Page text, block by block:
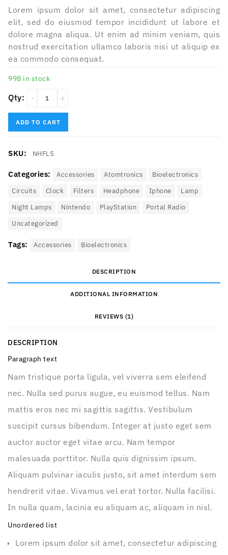
Lorem ipsum dolor sit amet, consectetur adipiscing
elit, sed do eiusmod tempor incididunt ut labore et
dolore magna aliqua. Ut enim ad minim veniam, quis
nostrud exercitation ullamco laboris nisi ut aliquip ex
ea commodo consequat.
998 in stock
Qty:
ADD TO CART
SKU: NHFL5
Categories: Accessories Atomtronics
Bioelectronics
Circuits‎
Clock Filters Headphone Iphone
Lamp
Night Lamps
Nintendo PlayStation
Portal Radio
Uncategorized
Tags: Accessories Bioelectronics
DESCRIPTION
ADDITIONAL INFORMATION
REVIEWS (1)
DESCRIPTION
Paragraph text
Nam tristique porta ligula, vel viverra sem eleifend
nec. Nulla sed purus augue, eu euismod tellus. Nam
mattis eros nec mi sagittis sagittis. Vestibulum
suscipit cursus bibendum. Integer at justo eget sem
auctor auctor eget vitae arcu. Nam tempor
malesuada porttitor. Nulla quis dignissim ipsum.
Aliquam pulvinar iaculis justo, sit amet interdum sem
hendrerit vitae. Vivamus vel erat tortor. Nulla facilisi.
In nulla quam, lacinia eu aliquam ac, aliquam in nisl.
Unordered list
Lorem ipsum dolor sit amet, consectetur adipiscing